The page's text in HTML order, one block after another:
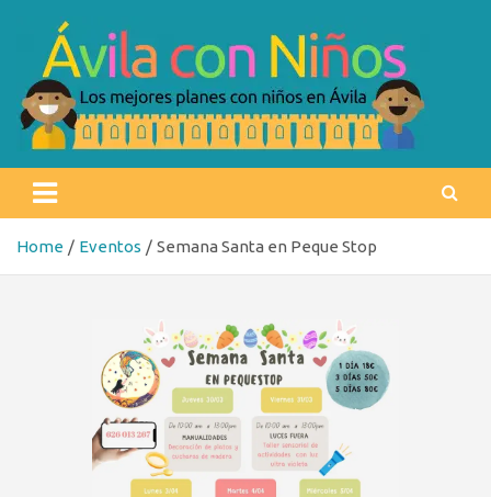
content
Ávila con niños
Home Eventos Semana Santa en Peque Stop